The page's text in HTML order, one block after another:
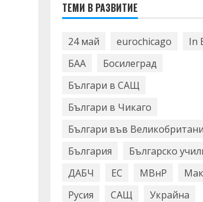
ТЕМИ В РАЗВИТИЕ
24 май eurochicago
In
БАА
Босилеград
Българи в САЩ
Българи в Чикаго
Българи във
България
Българско
ДАБЧ
ЕС МВнР
Русия
САЩ
Украйна